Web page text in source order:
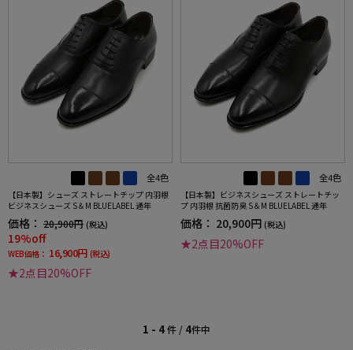
全4色
【日本製】シューズ ストレートチップ 内羽根
ビジネスシューズ S＆M BLUELABEL 通年
価格： 20,900円 (税込)
19%off
WEB価格： 16,900円 (税込)
★2点目20%OFF
全4色
【日本製】ビジネスシューズ ストレートチッ
プ 内羽根 抗菌防臭 S＆M BLUELABEL 通年
価格： 20,900円 (税込)
★2点目20%OFF
1 - 4件 / 4件中